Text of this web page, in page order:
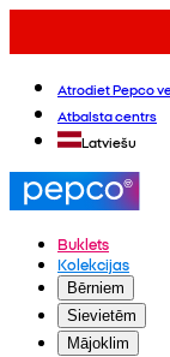
Atrodiet Pepco
Atbalsta centrs
Latviešu
Buklets
Kolekcijas
Bērniem
Sievietēm
Mājoklim